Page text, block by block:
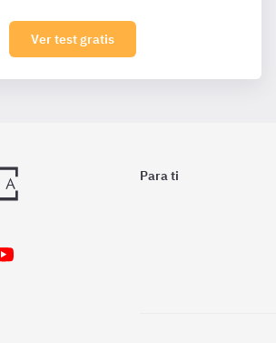
Ver test gratis
Para ti